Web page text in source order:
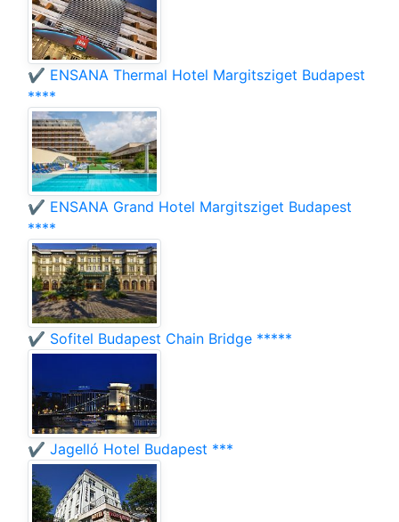
✔️ ENSANA Thermal Hotel Margitsziget Budapest
****
✔️ ENSANA Grand Hotel Margitsziget Budapest
****
✔️ Sofitel Budapest Chain Bridge *****
✔️ Jagelló Hotel Budapest ***